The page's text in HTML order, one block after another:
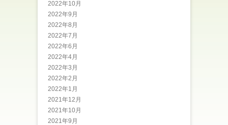
2022年10月
2022年9月
2022年8月
2022年7月
2022年6月
2022年4月
2022年3月
2022年2月
2022年1月
2021年12月
2021年10月
2021年9月